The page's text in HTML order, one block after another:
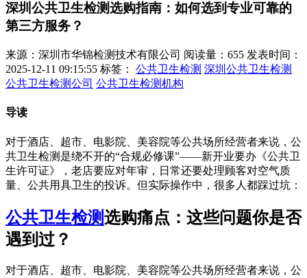
深圳公共卫生检测选购指南：如何选到专业可靠的
第三方服务？
来源：深圳市华锦检测技术有限公司 阅读量：655 发表时间：
2025-12-11 09:15:55 标签： 公共卫生检测 深圳公共卫生检测
公共卫生检测公司 公共卫生检测机构
导读
对于酒店、超市、电影院、美容院等公共场所经营者来说，公
共卫生检测是绕不开的“合规必修课”——新开业要办《公共卫
生许可证》，老店要应对年审，日常还要处理顾客对空气质
量、公共用具卫生的投诉。但实际操作中，很多人都踩过坑：
公共卫生检测选购痛点：这些问题你是否
遇到过？
对于酒店、超市、电影院、美容院等公共场所经营者来说，公